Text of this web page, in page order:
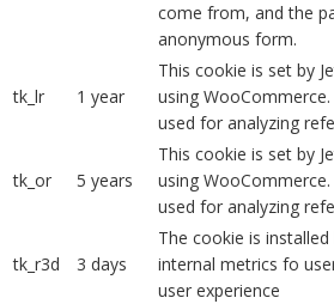
come from, and the
anonymous form.
tk_lr 1 year
This cookie is set by
using
used for analyzing
tk_or 5 years
This cookie is set by
using
used for analyzing
tk_r3d 3 days
The cookie is
internal metrics fo
user experience